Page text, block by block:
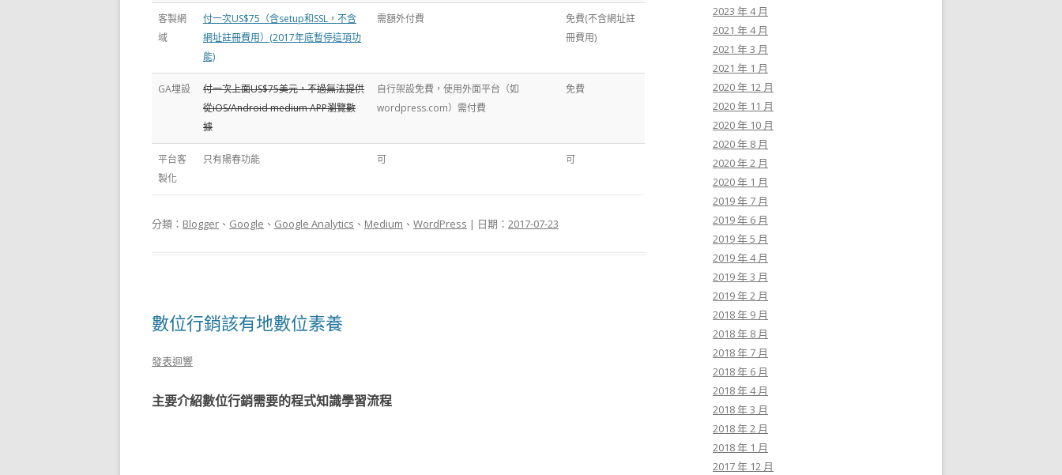
客製網
域
付一次US$75（含setup和SSL，不含
網址註冊費用）(2017年底暫停這項功
能)
需額外付費
免費(不含網址註
冊費用)
GA埋設
付一次上面US$75美元，不過無法提供
從iOS/Android medium APP瀏覽數
據
自行架設免費，使用外面平台（如
wordpress.com）需付費
免費
平台客
製化
只有陽春功能 可 可
分類： Blogger 、 Google 、 Google Analytics 、 Medium 、 WordPress | 日期： 2017-07-23
數位行銷該有地數位素養
發表迴響
主要介紹數位行銷需要的程式知識學習流程
2023 年 4 月
2021 年 4 月
2021 年 3 月
2021 年 1 月
2020 年 12 月
2020 年 11 月
2020 年 10 月
2020 年 8 月
2020 年 2 月
2020 年 1 月
2019 年 7 月
2019 年 6 月
2019 年 5 月
2019 年 4 月
2019 年 3 月
2019 年 2 月
2018 年 9 月
2018 年 8 月
2018 年 7 月
2018 年 6 月
2018 年 4 月
2018 年 3 月
2018 年 2 月
2018 年 1 月
2017 年 12 月